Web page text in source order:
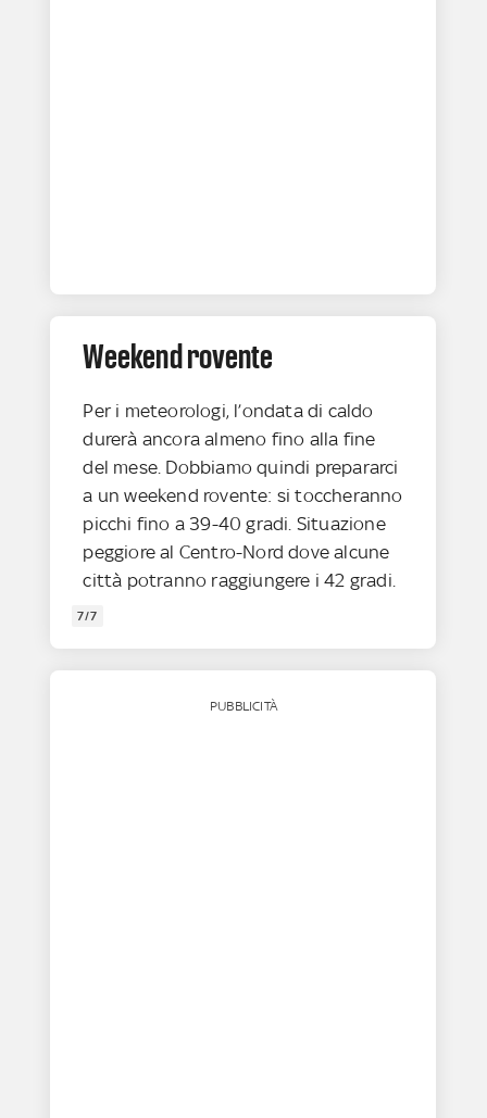
Weekend rovente
Per i meteorologi, l’ondata di caldo
durerà ancora almeno fino alla fine
del mese. Dobbiamo quindi prepararci
a un weekend rovente: si toccheranno
picchi fino a 39-40 gradi. Situazione
peggiore al Centro-Nord dove alcune
città potranno raggiungere i 42 gradi.
7/7
PUBBLICITÀ